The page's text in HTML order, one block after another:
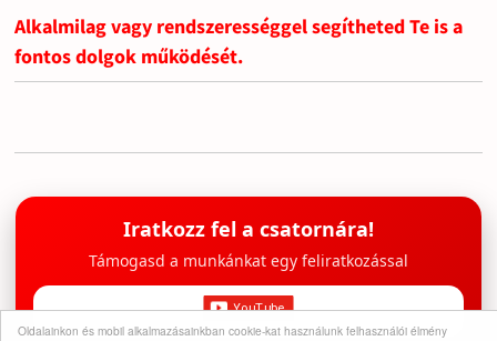
Oldalainkon és mobil alkalmazásainkban cookie-kat használunk felhasználói élmény
Alkalmilag vagy rendszerességgel segítheted Te is a
fontos dolgok működését.
Iratkozz fel a csatornára!
Támogasd a munkánkat egy feliratkozással